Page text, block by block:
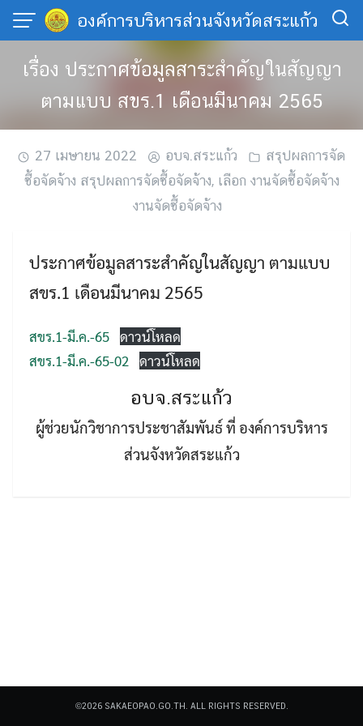
Skip
content
องค์การบริหารส่วนจังหวัดสระแก้ว
เรื่อง ประกาศข้อมูลสาระสำคัญในสัญญา
ตามแบบ สขร.1 เดือนมีนาคม 2565
27 เมษายน 2022 อบจ.สระแก้ว
สรุปผลการจัด
ซื้อจัดจ้าง สรุปผลการจัดซื้อจัดจ้าง, เลือก งานจัดซื้อจัดจ้าง
งานจัดซื้อจัดจ้าง
ประกาศข้อมูลสาระสำคัญในสัญญา ตามแบบ
สขร.1 เดือนมีนาคม 2565
สขร.1-มี.ค.-65 ดาวน์โหลด
สขร.1-มี.ค.-65-02
ดาวน์โหลด
อบจ.สระแก้ว
ผู้ช่วยนักวิชาการประชาสัมพันธ์ ที่ องค์การบริหาร
ส่วนจังหวัดสระแก้ว
©2026 SAKAEOPAO.GO.TH. ALL RIGHTS RESERVED.